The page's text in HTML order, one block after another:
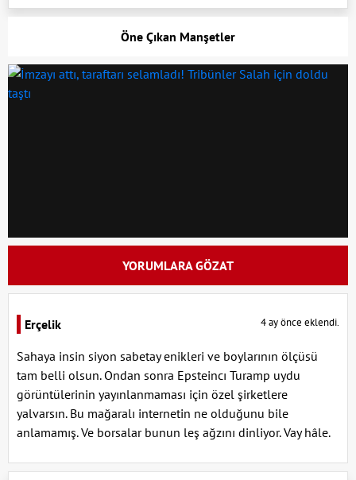
Öne Çıkan Manşetler
YORUMLARA GÖZAT
Erçelik 4 ay önce eklendi.
Sahaya insin siyon sabetay enikleri ve boylarının ölçüsü
tam belli olsun. Ondan sonra Epsteincı Turamp uydu
görüntülerinin yayınlanmaması için özel şirketlere
yalvarsın. Bu mağaralı internetin ne olduğunu bile
anlamamış. Ve borsalar bunun leş ağzını dinliyor. Vay hâle.